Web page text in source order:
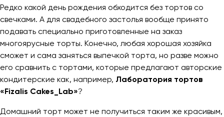
Редко какой день рождения обходится без тортов со
свечками. А для свадебного застолья вообще принято
подавать специально приготовленные на заказ
многоярусные торты. Конечно, любая хорошая хозяйка
сможет и сама заняться выпечкой торта, но разве можно
его сравнить с тортами, которые предлагают авторские
кондитерские как, например, Лаборатория тортов
«Fizalis Cakes_Lab»?
Домашний торт может не получиться таким же красивым,